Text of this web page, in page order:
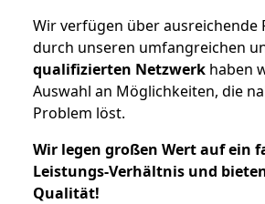
Wir verfügen über ausreichende
durch unseren umfangreichen
qualifizierten Netzwerk haben
Auswahl an Möglichkeiten, die
Problem löst.
Wir legen großen Wert auf ein
Leistungs-Verhältnis und
Qualität!